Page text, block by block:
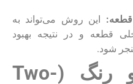
این روش می‌تواند به
قطعه و در نتیجه بهبود
شود.
Two-